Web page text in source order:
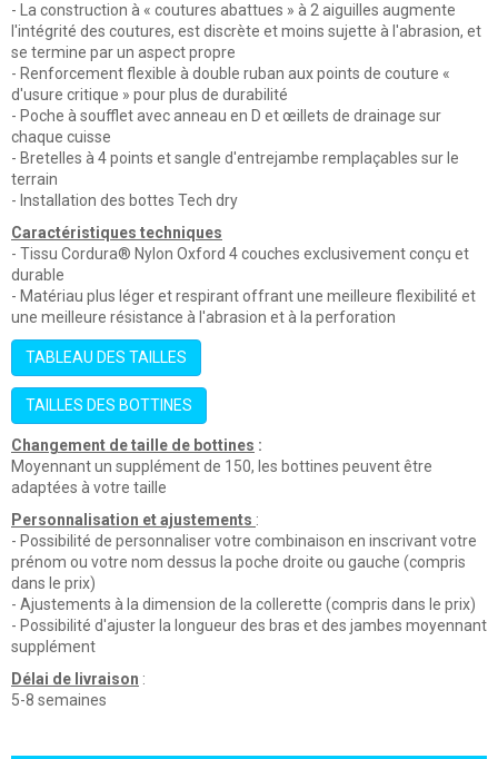
- La construction à « coutures abattues » à 2 aiguilles augmente
l'intégrité des coutures, est discrète et moins sujette à l'abrasion, et
se termine par un aspect propre
- Renforcement flexible à double ruban aux points de couture «
d'usure critique » pour plus de durabilité
- Poche à soufflet avec anneau en D et œillets de drainage sur
chaque cuisse
- Bretelles à 4 points et sangle d'entrejambe remplaçables sur le
terrain
- Installation des bottes Tech dry
Caractéristiques techniques
- Tissu Cordura® Nylon Oxford 4 couches exclusivement conçu et
durable
- Matériau plus léger et respirant offrant une meilleure flexibilité et
une meilleure résistance à l'abrasion et à la perforation
TABLEAU DES TAILLES
TAILLES DES BOTTINES
Changement de taille de bottines :
Moyennant un supplément de 150, les bottines peuvent être
adaptées à votre taille
Personnalisation et ajustements :
- Possibilité de personnaliser votre combinaison en inscrivant votre
prénom ou votre nom dessus la poche droite ou gauche (compris
dans le prix)
- Ajustements à la dimension de la collerette (compris dans le prix)
- Possibilité d'ajuster la longueur des bras et des jambes moyennant
supplément
Délai de livraison :
5-8 semaines